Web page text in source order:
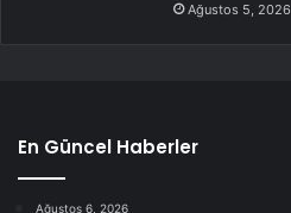
Ağustos 5, 2026
En Güncel Haberler
Ağustos 6, 2026